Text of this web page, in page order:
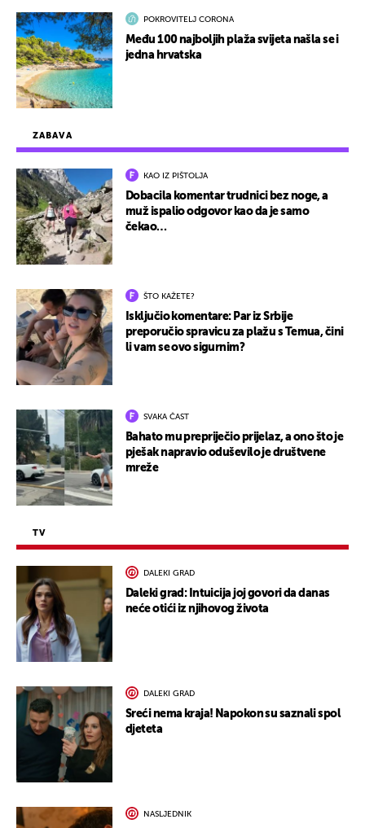
ZABAVA
KAO IZ PIŠTOLJA
Dobacila komentar trudnici bez noge, a
muž ispalio odgovor kao da je samo
čekao…
ŠTO KAŽETE?
Isključio komentare: Par iz Srbije
preporučio spravicu za plažu s Temua, čini
li vam se ovo sigurnim?
SVAKA ČAST
Bahato mu prepriječio prijelaz, a ono što je
pješak napravio oduševilo je društvene
mreže
TV
DALEKI GRAD
Daleki grad: Intuicija joj govori da danas
neće otići iz njihovog života
DALEKI GRAD
Sreći nema kraja! Napokon su saznali spol
djeteta
NASLJEDNIK
POKROVITELJ CORONA
Među 100 najboljih plaža svijeta našla se i
jedna hrvatska